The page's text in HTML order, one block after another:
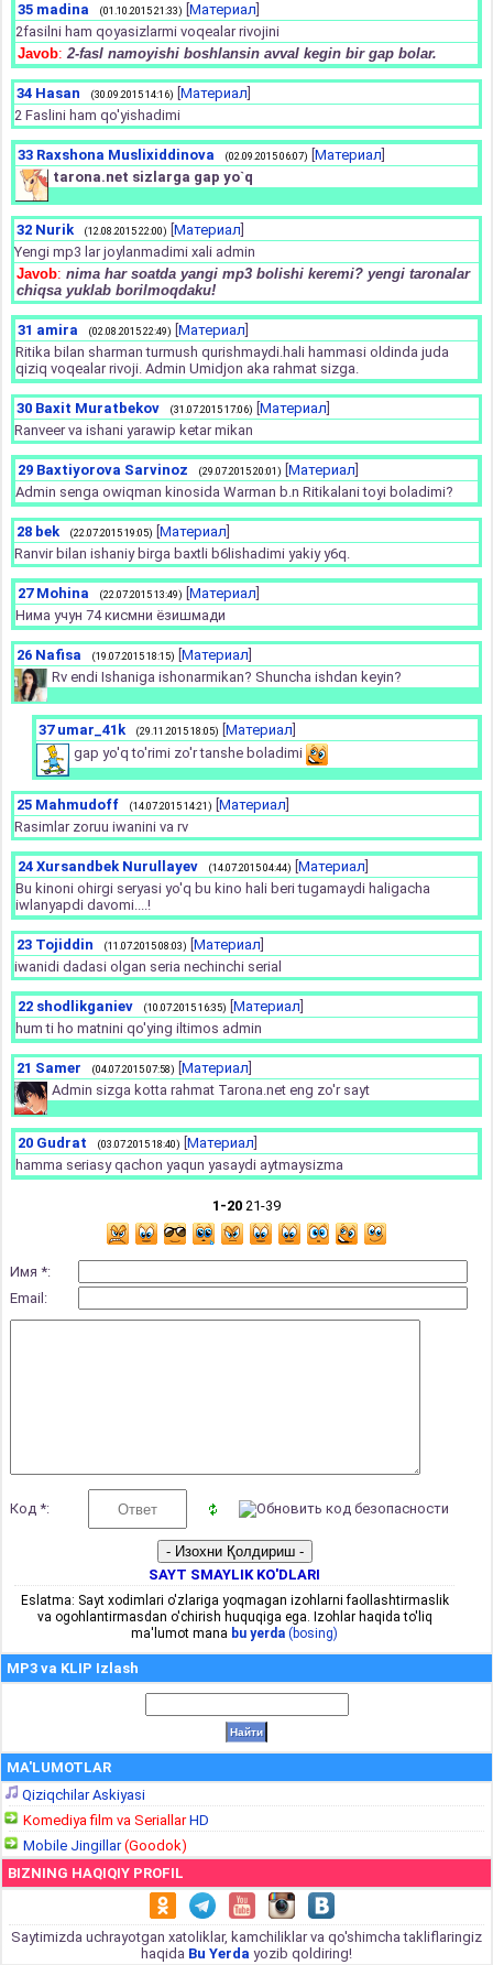
35 madina (01.10.2015 21:33) Материал
2fasilni ham qoyasizlarmi voqealar rivojini
Javob: 2-fasl namoyishi boshlansin avval kegin bir gap bolar.
34 Hasan (30.09.2015 14:16) Материал
2 Faslini ham qo'yishadimi
33 Raxshona Muslixiddinova (02.09.2015 06:07) Материал
tarona.net sizlarga gap yo`q
32 Nurik (12.08.2015 22:00) Материал
Yengi mp3 lar joylanmadimi xali admin
Javob: nima har soatda yangi mp3 bolishi keremi? yengi taronalar
chiqsa yuklab borilmoqdaku!
31 amira (02.08.2015 22:49) Материал
Ritika bilan sharman turmush qurishmaydi.hali hammasi oldinda juda
qiziq voqealar rivoji. Admin Umidjon aka rahmat sizga.
30 Baxit Muratbekov (31.07.2015 17:06) Материал
Ranveer va ishani yarawip ketar mikan
29 Baxtiyorova Sarvinoz (29.07.2015 20:01) Материал
Admin senga owiqman kinosida Warman b.n Ritikalani toyi boladimi?
28 bek (22.07.2015 19:05) Материал
Ranvir bilan ishaniy birga baxtli b6lishadimi yakiy y6q.
27 Mohina (22.07.2015 13:49) Материал
Нима учун 74 кисмни ёзишмади
26 Nafisa (19.07.2015 18:15) Материал
Rv endi Ishaniga ishonarmikan? Shuncha ishdan keyin?
37 umar_41k (29.11.2015 18:05) Материал
gap yo'q to'rimi zo'r tanshe boladimi
25 Mahmudoff (14.07.2015 14:21) Материал
Rasimlar zoruu iwanini va rv
24 Xursandbek Nurullayev (14.07.2015 04:44) Материал
Bu kinoni ohirgi seryasi yo'q bu kino hali beri tugamaydi haligacha
iwlanyapdi davomi....!
23 Tojiddin (11.07.2015 08:03) Материал
iwanidi dadasi olgan seria nechinchi serial
22 shodlikganiev (10.07.2015 16:35) Материал
hum ti ho matnini qo'ying iltimos admin
21 Samer (04.07.2015 07:58) Материал
Admin sizga kotta rahmat Tarona.net eng zo'r sayt
20 Gudrat (03.07.2015 18:40) Материал
hamma seriasy qachon yaqun yasaydi aytmaysizma
1-20 21-39
Имя *:
Email:
Код *:
SAYT SMAYLIK KO'DLARI
Eslatma: Sayt xodimlari o'zlariga yoqmagan izohlarni faollashtirmaslik
va ogohlantirmasdan o'chirish huquqiga ega. Izohlar haqida to'liq
ma'lumot mana bu yerda (bosing)
MP3 va KLIP Izlash
MA'LUMOTLAR
Qiziqchilar Askiyasi
Komediya film va SeriallarHD
Mobile Jingillar(Goodok)
BIZNING HAQIQIY PROFIL
Saytimizda uchrayotgan xatoliklar, kamchiliklar va qo'shimcha takliflaringiz
haqida Bu Yerda yozib qoldiring!